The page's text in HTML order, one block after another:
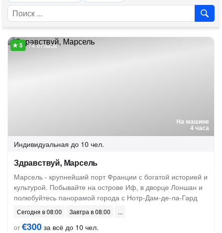
На машине
4 часа
74 отзыва
Индивидуальная до 10 чел.
Здравствуй, Марсель
Марсель - крупнейший порт Франции с богатой историей и
культурой. Побывайте на острове Иф, в дворце Лоншан и
полюбуйтесь панорамой города с Нотр-Дам-де-ла-Гард
Сегодня в 08:00
Завтра в 08:00
от€300 за всё до 10 чел.